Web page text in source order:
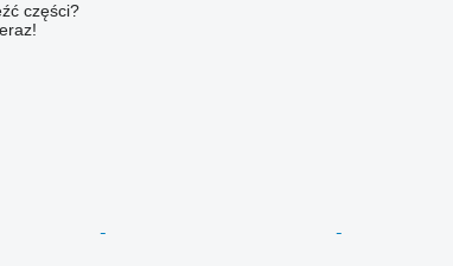
części?